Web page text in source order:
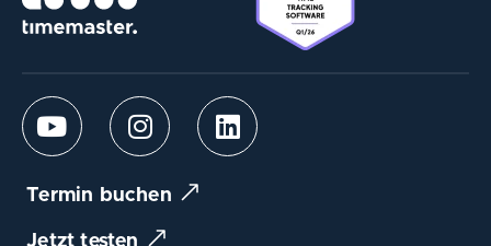
Termin buchen
Jetzt testen